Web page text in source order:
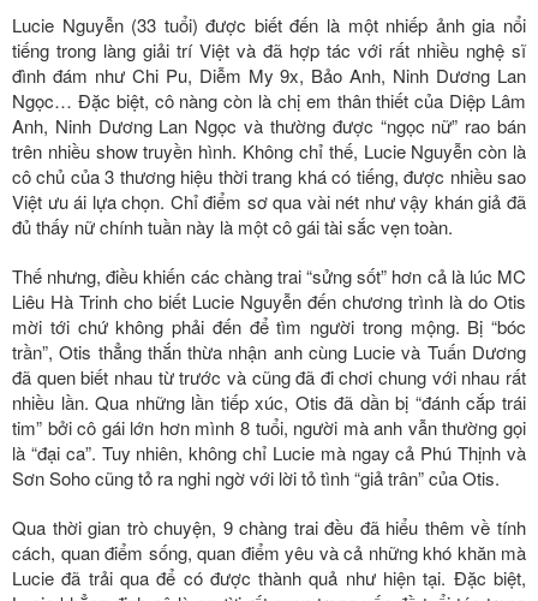
Lucie Nguyễn (33 tuổi) được biết đến là một nhiếp ảnh gia nổi
tiếng trong làng giải trí Việt và đã hợp tác với rất nhiều nghệ sĩ
đình đám như Chi Pu, Diễm My 9x, Bảo Anh, Ninh Dương Lan
Ngọc… Đặc biệt, cô nàng còn là chị em thân thiết của Diệp Lâm
Anh, Ninh Dương Lan Ngọc và thường được “ngọc nữ” rao bán
trên nhiều show truyền hình. Không chỉ thế, Lucie Nguyễn còn là
cô chủ của 3 thương hiệu thời trang khá có tiếng, được nhiều sao
Việt ưu ái lựa chọn. Chỉ điểm sơ qua vài nét như vậy khán giả đã
đủ thấy nữ chính tuần này là một cô gái tài sắc vẹn toàn.
Thế nhưng, điều khiến các chàng trai “sửng sốt” hơn cả là lúc MC
Liêu Hà Trinh cho biết Lucie Nguyễn đến chương trình là do Otis
mời tới chứ không phải đến để tìm người trong mộng. Bị “bóc
trần”, Otis thẳng thắn thừa nhận anh cùng Lucie và Tuấn Dương
đã quen biết nhau từ trước và cũng đã đi chơi chung với nhau rất
nhiều lần. Qua những lần tiếp xúc, Otis đã dần bị “đánh cắp trái
tim” bởi cô gái lớn hơn mình 8 tuổi, người mà anh vẫn thường gọi
là “đại ca”. Tuy nhiên, không chỉ Lucie mà ngay cả Phú Thịnh và
Sơn Soho cũng tỏ ra nghi ngờ với lời tỏ tình “giả trân” của Otis.
Qua thời gian trò chuyện, 9 chàng trai đều đã hiểu thêm về tính
cách, quan điểm sống, quan điểm yêu và cả những khó khăn mà
Lucie đã trải qua để có được thành quả như hiện tại. Đặc biệt,